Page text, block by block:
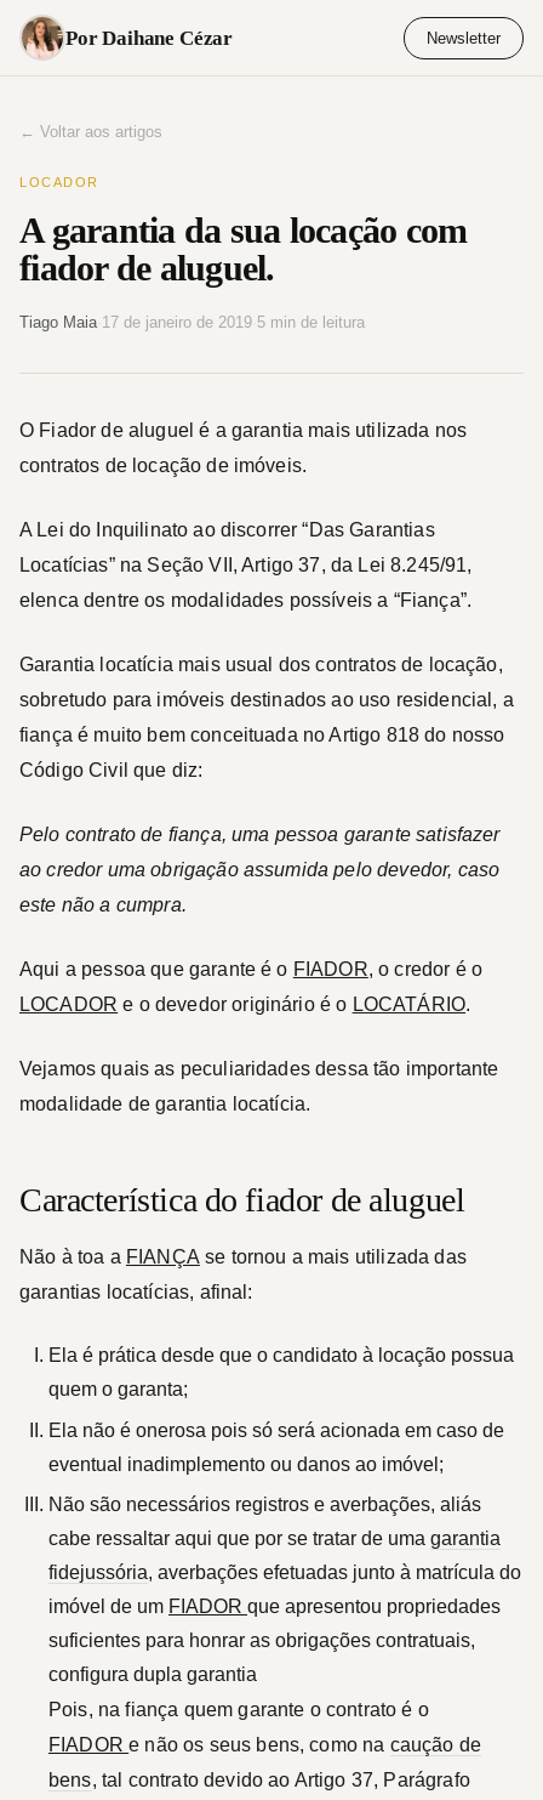
Pular
para
Por Daihane Cézar Newsletter
← Voltar aos artigos
LOCADOR
A garantia da sua locação com
fiador de aluguel.
Tiago Maia· 17 de janeiro de 2019 5 min de leitura
O Fiador de aluguel é a garantia mais utilizada nos
contratos de locação de imóveis.
A Lei do Inquilinato ao discorrer “Das Garantias
Locatícias” na Seção VII, Artigo 37, da Lei 8.245/91,
elenca dentre os modalidades possíveis a “Fiança”.
Garantia locatícia mais usual dos contratos de locação,
sobretudo para imóveis destinados ao uso residencial, a
fiança é muito bem conceituada no Artigo 818 do nosso
Código Civil que diz:
Pelo contrato de fiança, uma pessoa garante satisfazer
ao credor uma obrigação assumida pelo devedor, caso
este não a cumpra.
Aqui a pessoa que garante é o FIADOR, o credor é o
LOCADOR e o devedor originário é o LOCATÁRIO.
Vejamos quais as peculiaridades dessa tão importante
modalidade de garantia locatícia.
Característica do fiador de aluguel
Não à toa a FIANÇA se tornou a mais utilizada das
garantias locatícias, afinal:
Ela é prática desde que o candidato à locação possua
quem o garanta;
Ela não é onerosa pois só será acionada em caso de
eventual inadimplemento ou danos ao imóvel;
Não são necessários registros e averbações, aliás
cabe ressaltar aqui que por se tratar de uma garantia
fidejussória, averbações efetuadas junto à matrícula do
imóvel de um FIADOR que apresentou propriedades
suficientes para honrar as obrigações contratuais,
configura dupla garantia
Pois, na fiança quem garante o contrato é o
FIADORe não os seus bens, como na caução de
bens, tal contrato devido ao Artigo 37, Parágrafo